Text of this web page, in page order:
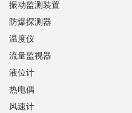
振动监测装置
防爆探测器
温度仪
流量监视器
液位计
热电偶
风速计